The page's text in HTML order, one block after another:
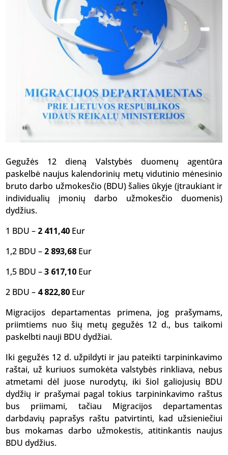
Gegužės 12 dieną Valstybės duomenų agentūra
paskelbė naujus kalendorinių metų vidutinio mėnesinio
bruto darbo užmokesčio (BDU) šalies ūkyje (įtraukiant ir
individualių įmonių darbo užmokesčio duomenis)
dydžius.
1 BDU – 2 411,40 Eur
1,2 BDU – 2 893,68 Eur
1,5 BDU –3 617,10 Eur
2 BDU – 4 822,80 Eur
Migracijos departamentas primena, jog prašymams,
priimtiems nuo šių metų gegužės 12 d., bus taikomi
paskelbti nauji BDU dydžiai.
Iki gegužės 12 d. užpildyti ir jau pateikti tarpininkavimo
raštai, už kuriuos sumokėta valstybės rinkliava, nebus
atmetami dėl juose nurodytų, iki šiol galiojusių BDU
dydžių ir prašymai pagal tokius tarpininkavimo raštus
bus priimami, tačiau Migracijos departamentas
darbdavių paprašys raštu patvirtinti, kad užsieniečiui
bus mokamas darbo užmokestis, atitinkantis naujus
BDU dydžius.